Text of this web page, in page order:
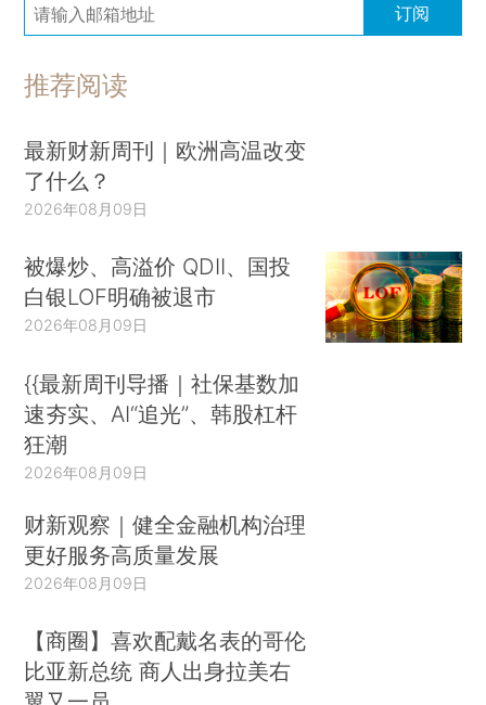
订阅
推荐阅读
最新财新周刊｜欧洲高温改变
了什么？
2026年08月09日
被爆炒、高溢价 QDII、国投
白银LOF明确被退市
2026年08月09日
{{最新周刊导播｜社保基数加
速夯实、AI“追光”、韩股杠杆
狂潮
2026年08月09日
财新观察｜健全金融机构治理
更好服务高质量发展
2026年08月09日
【商圈】喜欢配戴名表的哥伦
比亚新总统 商人出身拉美右